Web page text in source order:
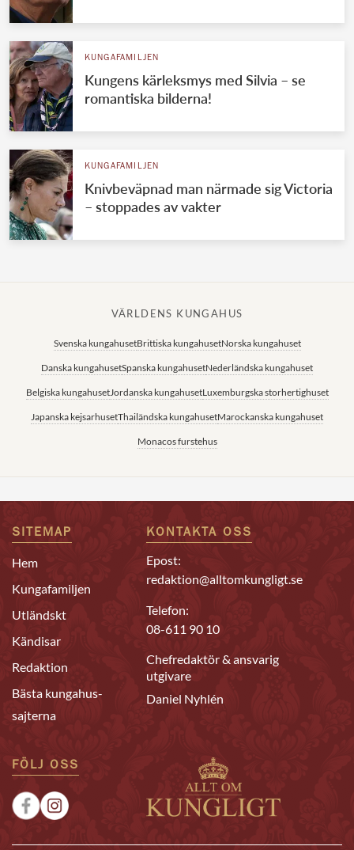
KUNGAFAMILJEN
Kungens kärleksmys med Silvia – se
romantiska bilderna!
KUNGAFAMILJEN
Knivbeväpnad man närmade sig Victoria
– stoppades av vakter
VÄRLDENS KUNGAHUS
Svenska kungahusetBrittiska kungahusetNorska kungahuset
Danska kungahusetSpanska kungahusetNederländska kungahuset
Belgiska kungahusetJordanska kungahusetLuxemburgska storhertighuset
Japanska kejsarhusetThailändska kungahusetMarockanska kungahuset
Monacos furstehus
SITEMAP
Hem
Kungafamiljen
Utländskt
Kändisar
Redaktion
Bästa kungahus-
sajterna
KONTAKTA OSS
Epost:
redaktion@alltomkungligt.se
Telefon:
08-611 90 10
Chefredaktör & ansvarig
utgivare
Daniel Nyhlén
FÖLJ OSS